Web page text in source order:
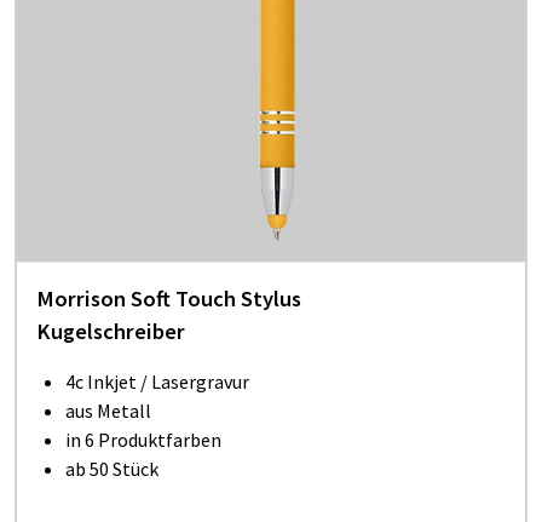
Morrison Soft Touch Stylus
Kugelschreiber
4c Inkjet / Lasergravur
aus Metall
in 6 Produktfarben
ab 50 Stück